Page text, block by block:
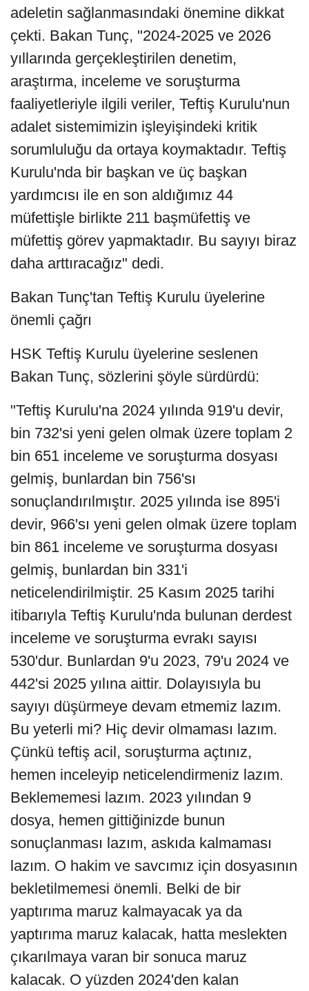
adeletin sağlanmasındaki önemine dikkat
çekti. Bakan Tunç, "2024-2025 ve 2026
yıllarında gerçekleştirilen denetim,
araştırma, inceleme ve soruşturma
faaliyetleriyle ilgili veriler, Teftiş Kurulu'nun
adalet sistemimizin işleyişindeki kritik
sorumluluğu da ortaya koymaktadır. Teftiş
Kurulu'nda bir başkan ve üç başkan
yardımcısı ile en son aldığımız 44
müfettişle birlikte 211 başmüfettiş ve
müfettiş görev yapmaktadır. Bu sayıyı biraz
daha arttıracağız" dedi.
Bakan Tunç'tan Teftiş Kurulu üyelerine
önemli çağrı
HSK Teftiş Kurulu üyelerine seslenen
Bakan Tunç, sözlerini şöyle sürdürdü:
"Teftiş Kurulu'na 2024 yılında 919'u devir,
bin 732'si yeni gelen olmak üzere toplam 2
bin 651 inceleme ve soruşturma dosyası
gelmiş, bunlardan bin 756'sı
sonuçlandırılmıştır. 2025 yılında ise 895'i
devir, 966'sı yeni gelen olmak üzere toplam
bin 861 inceleme ve soruşturma dosyası
gelmiş, bunlardan bin 331'i
neticelendirilmiştir. 25 Kasım 2025 tarihi
itibarıyla Teftiş Kurulu'nda bulunan derdest
inceleme ve soruşturma evrakı sayısı
530'dur. Bunlardan 9'u 2023, 79'u 2024 ve
442'si 2025 yılına aittir. Dolayısıyla bu
sayıyı düşürmeye devam etmemiz lazım.
Bu yeterli mi? Hiç devir olmaması lazım.
Çünkü teftiş acil, soruşturma açtınız,
hemen inceleyip neticelendirmeniz lazım.
Beklememesi lazım. 2023 yılından 9
dosya, hemen gittiğinizde bunun
sonuçlanması lazım, askıda kalmaması
lazım. O hakim ve savcımız için dosyasının
bekletilmemesi önemli. Belki de bir
yaptırıma maruz kalmayacak ya da
yaptırıma maruz kalacak, hatta meslekten
çıkarılmaya varan bir sonuca maruz
kalacak. O yüzden 2024'den kalan